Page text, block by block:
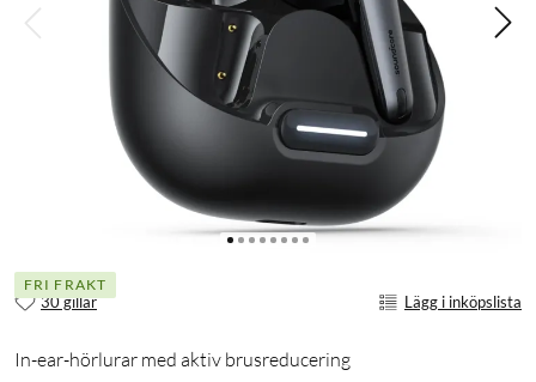
FRI FRAKT
30 gillar Lägg i inköpslista
In-ear-hörlurar med aktiv brusreducering